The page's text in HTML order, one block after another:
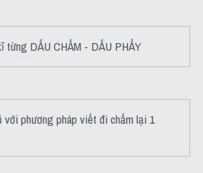
từng DẤU CHẤM - DẤU PHẨY
với phương pháp viết đi chấm lại 1